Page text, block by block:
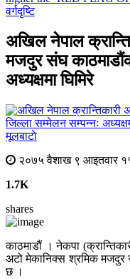
वर्गदृष्टि
अखिल नेपाल
मजदुर संघ
अध्यक्षमा घिमिरे
मूलबाटाे
२०७५ वैशाख ९ आइतवार
1.7K
shares
काठमाडौं । नेकपा
अटो मेकानिक्स श्रमिक मजदुर
छ ।